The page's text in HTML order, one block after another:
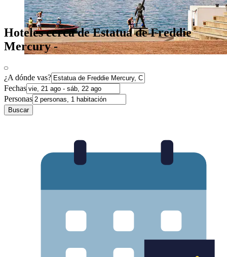
Hoteles cerca de Estatua de Freddie
Mercury -
¿A dónde vas?
Fechas
Personas
Buscar